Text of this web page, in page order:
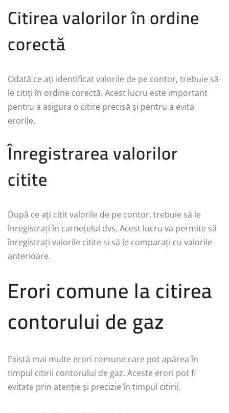
Citirea valorilor în ordine
corectă
Odată ce ați identificat valorile de pe contor, trebuie să
le citiți în ordine corectă. Acest lucru este important
pentru a asigura o citire precisă și pentru a evita
erorile.
Înregistrarea valorilor
citite
După ce ați citit valorile de pe contor, trebuie să le
înregistrați în carnețelul dvs. Acest lucru vă permite să
înregistrați valorile citite și să le comparați cu valorile
anterioare.
Erori comune la citirea
contorului de gaz
Există mai multe erori comune care pot apărea în
timpul citirii contorului de gaz. Aceste erori pot fi
evitate prin atenție și precizie în timpul citirii.